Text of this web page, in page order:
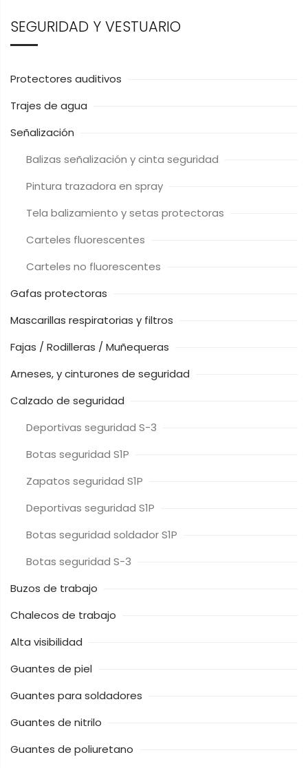
SEGURIDAD Y VESTUARIO
Protectores auditivos
Trajes de agua
Señalización
Balizas señalización y cinta seguridad
Pintura trazadora en spray
Tela balizamiento y setas protectoras
Carteles fluorescentes
Carteles no fluorescentes
Gafas protectoras
Mascarillas respiratorias y filtros
Fajas / Rodilleras / Muñequeras
Arneses, y cinturones de seguridad
Calzado de seguridad
Deportivas seguridad S-3
Botas seguridad S1P
Zapatos seguridad S1P
Deportivas seguridad S1P
Botas seguridad soldador S1P
Botas seguridad S-3
Buzos de trabajo
Chalecos de trabajo
Alta visibilidad
Guantes de piel
Guantes para soldadores
Guantes de nitrilo
Guantes de poliuretano